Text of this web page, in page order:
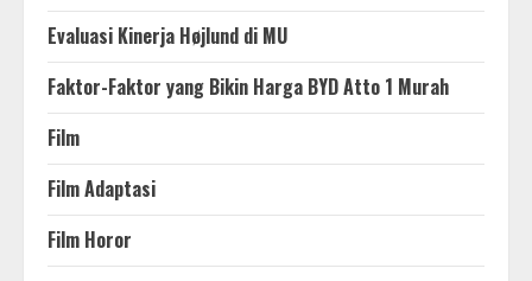
Evaluasi Kinerja Højlund di MU
Faktor-Faktor yang Bikin Harga BYD Atto 1 Murah
Film
Film Adaptasi
Film Horor